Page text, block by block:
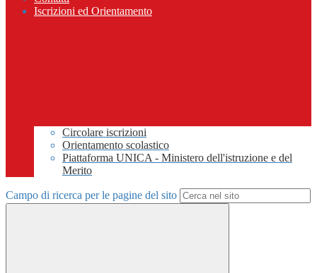
Iscrizioni ed Orientamento
Circolare iscrizioni
Orientamento scolastico
Piattaforma UNICA - Ministero dell'istruzione e del
Merito
Campo di ricerca per le pagine del sito